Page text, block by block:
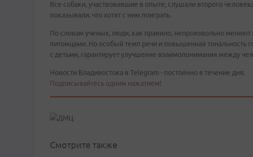
Все собаки, участвовавшие в опыте, слушали второго
показывали. что хотят с ним поиграть.
По словам ученых, люди, как правило, непроизвольно
питомцами. Но особый темп речи и повышенная тональность
с детьми, гарантирует улучшение взаимопонимания между
Новости Владивостока в Telegram - постоянно в течение дня.
Подписывайтесь одним нажатием!
Смотрите также